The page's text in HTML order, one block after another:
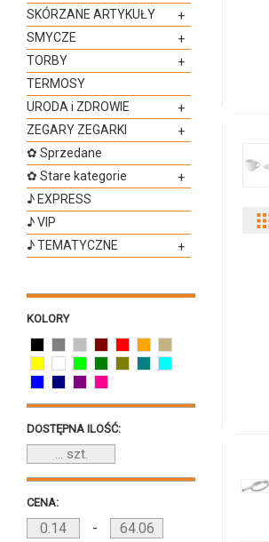
SKÓRZANE ARTYKUŁY
+
SMYCZE
+
TORBY
+
TERMOSY
URODA i ZDROWIE
+
ZEGARY ZEGARKI
+
✿ Sprzedane
✿ Stare kategorie
+
♪ EXPRESS
♪ VIP
♪ TEMATYCZNE
+
KOLORY
DOSTĘPNA ILOŚĆ:
CENA:
-